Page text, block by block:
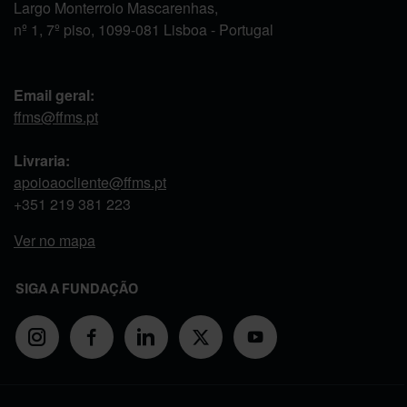
Largo Monterroio Mascarenhas,
nº 1, 7º piso, 1099-081 Lisboa - Portugal
Email geral:
ffms@ffms.pt
Livraria:
apoioaocliente@ffms.pt
+351 219 381 223
Ver no mapa
SIGA A FUNDAÇÃO